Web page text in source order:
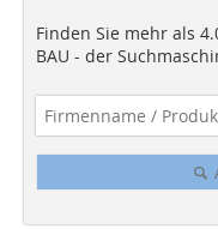
Finden Sie mehr als
BAU - der